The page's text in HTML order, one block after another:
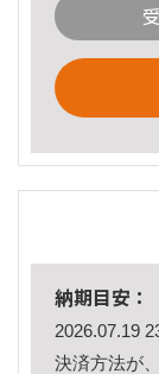
納期目安：
2026.07.19
決済方法が